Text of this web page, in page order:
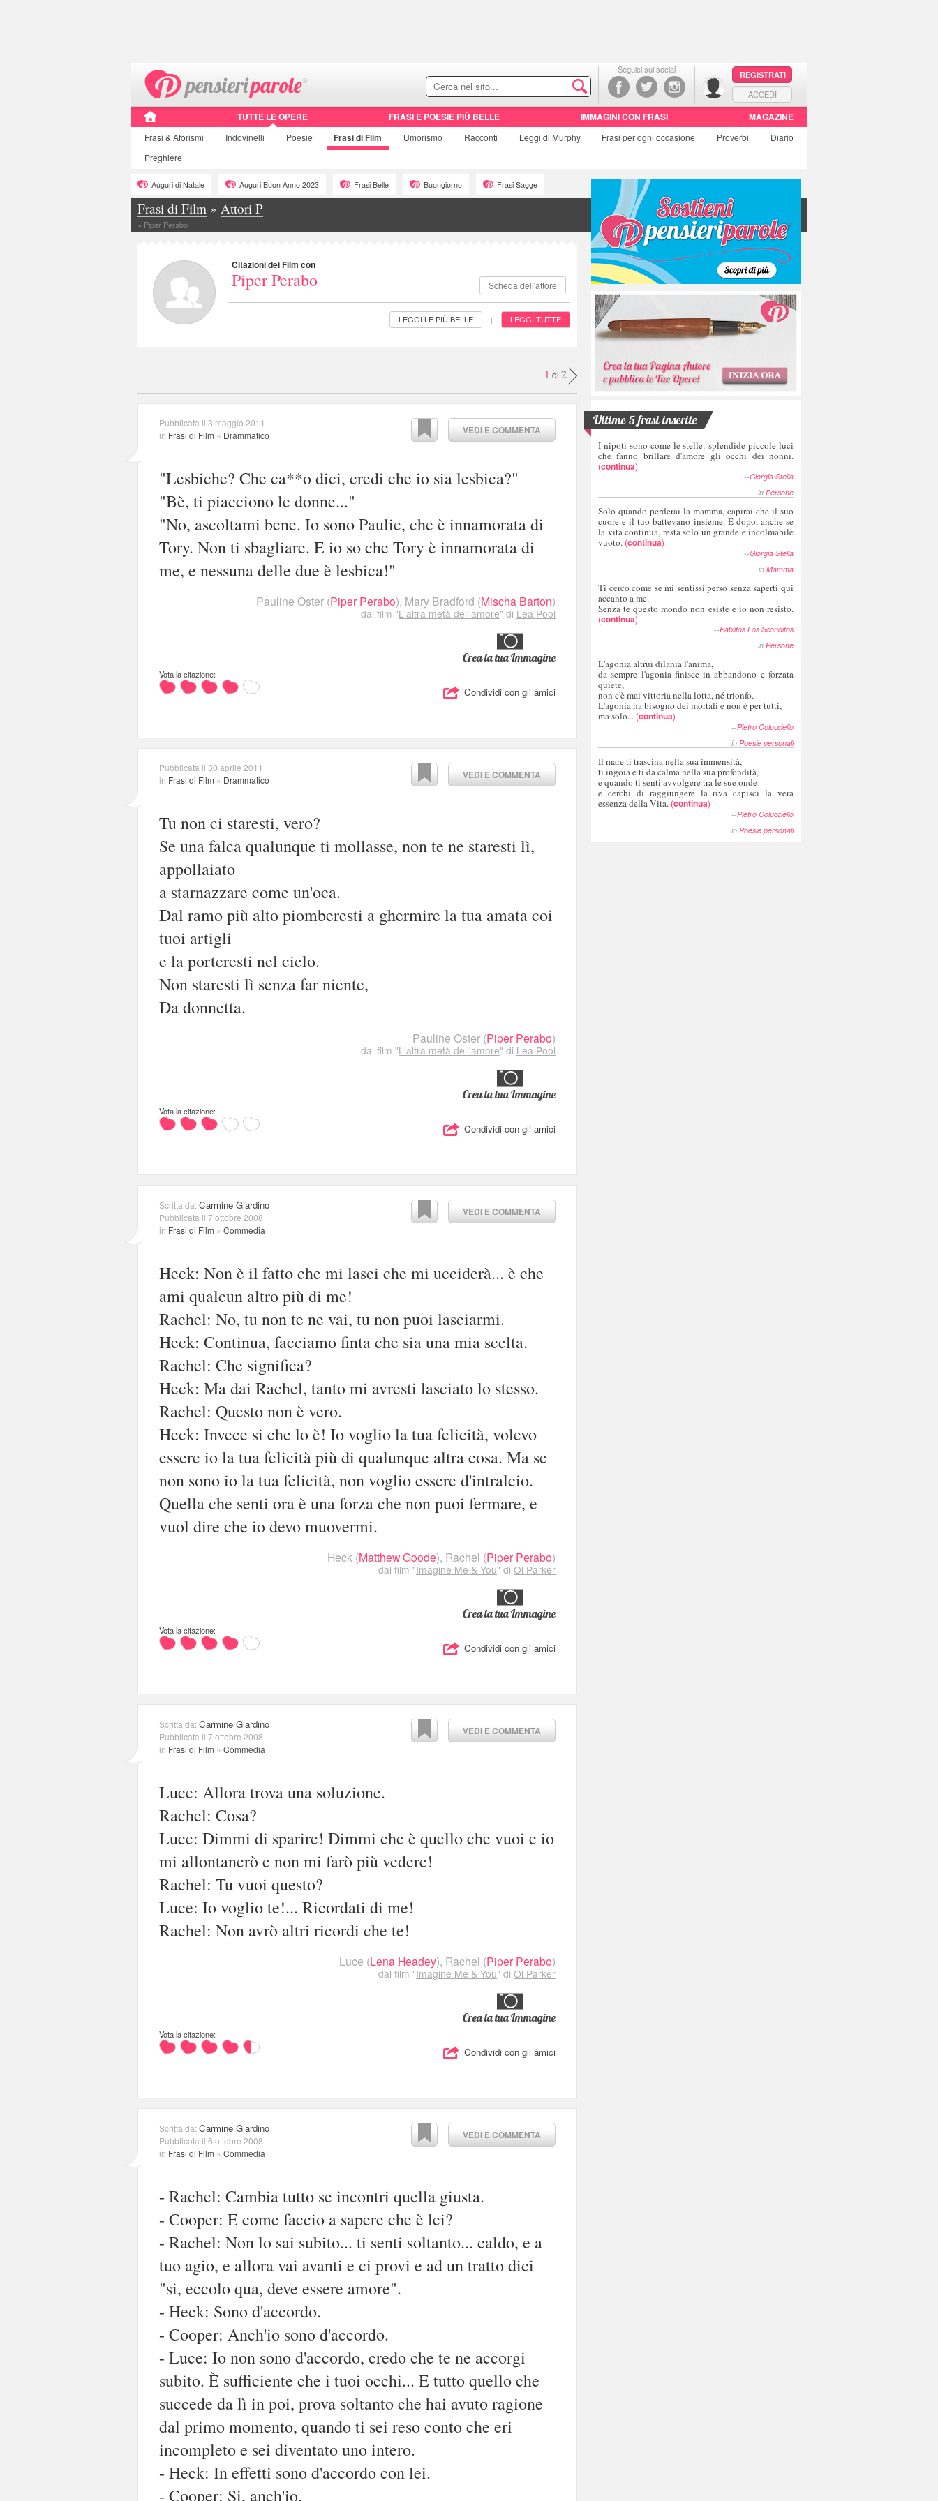
Seguici sui social
REGISTRATI
ACCEDI
TUTTE LE OPERE FRASI E POESIE PIÙ BELLE IMMAGINI CON FRASI MAGAZINE
Frasi & Aforismi Indovinelli Poesie Frasi di Film Umorismo Racconti Leggi di Murphy Frasiper ogni occasione Proverbi
Diario
Preghiere
Auguri di Natale Auguri Buon Anno 2023 Frasi Belle Buongiorno Frasi Sagge
Frasi di Film » Attori P
» Piper Perabo
Scheda dell'attore
Citazioni dei Film con
Piper Perabo
LEGGI LE PIÙ BELLE | LEGGI TUTTE
1 di 2
VEDI E COMMENTA
Pubblicata il 3 maggio 2011
in Frasi di Film » Drammatico
"Lesbiche? Che ca**o dici, credi che io sia lesbica?"
"Bè, ti piacciono le donne..."
"No, ascoltami bene. Io sono Paulie, che è innamorata di
Tory. Non ti sbagliare. E io so che Tory è innamorata di
me, e nessuna delle due è lesbica!"
Pauline Oster (Piper Perabo), Mary Bradford (Mischa Barton)
dal film "L'altra metà dell'amore" di Lea Pool
Crea la tua Immagine
Vota la citazione:
Condividi con gli amici
VEDI E COMMENTA
Pubblicata il 30 aprile 2011
in Frasi di Film » Drammatico
Tu non ci staresti, vero?
Se una falca qualunque ti mollasse, non te ne staresti lì,
appollaiato
a starnazzare come un'oca.
Dal ramo più alto piomberesti a ghermire la tua amata coi
tuoi artigli
e la porteresti nel cielo.
Non staresti lì senza far niente,
Da donnetta.
Pauline Oster (Piper Perabo)
dal film "L'altra metà dell'amore" di Lea Pool
Crea la tua Immagine
Vota la citazione:
Condividi con gli amici
VEDI E COMMENTA
Scritta da:Carmine Giardino
Pubblicata il 7 ottobre 2008
in Frasi di Film » Commedia
Heck: Non è il fatto che mi lasci che mi ucciderà... è che
ami qualcun altro più di me!
Rachel: No, tu non te ne vai, tu non puoi lasciarmi.
Heck: Continua, facciamo finta che sia una mia scelta.
Rachel: Che significa?
Heck: Ma dai Rachel, tanto mi avresti lasciato lo stesso.
Rachel: Questo non è vero.
Heck: Invece si che lo è! Io voglio la tua felicità, volevo
essere io la tua felicità più di qualunque altra cosa. Ma se
non sono io la tua felicità, non voglio essere d'intralcio.
Quella che senti ora è una forza che non puoi fermare, e
vuol dire che io devo muovermi.
Heck (Matthew Goode), Rachel (Piper Perabo)
dal film "Imagine Me & You" di Ol Parker
Crea la tua Immagine
Vota la citazione:
Condividi con gli amici
VEDI E COMMENTA
Scritta da:Carmine Giardino
Pubblicata il 7 ottobre 2008
in Frasi di Film » Commedia
Luce: Allora trova una soluzione.
Rachel: Cosa?
Luce: Dimmi di sparire! Dimmi che è quello che vuoi e io
mi allontanerò e non mi farò più vedere!
Rachel: Tu vuoi questo?
Luce: Io voglio te!... Ricordati di me!
Rachel: Non avrò altri ricordi che te!
Luce (Lena Headey), Rachel (Piper Perabo)
dal film "Imagine Me & You" di Ol Parker
Crea la tua Immagine
Vota la citazione:
Condividi con gli amici
VEDI E COMMENTA
Scritta da:Carmine Giardino
Pubblicata il 6 ottobre 2008
in Frasi di Film » Commedia
- Rachel: Cambia tutto se incontri quella giusta.
- Cooper: E come faccio a sapere che è lei?
- Rachel: Non lo sai subito... ti senti soltanto... caldo, e a
tuo agio, e allora vai avanti e ci provi e ad un tratto dici
"si, eccolo qua, deve essere amore".
- Heck: Sono d'accordo.
- Cooper: Anch'io sono d'accordo.
- Luce: Io non sono d'accordo, credo che te ne accorgi
subito. È sufficiente che i tuoi occhi... E tutto quello che
succede da lì in poi, prova soltanto che hai avuto ragione
dal primo momento, quando ti sei reso conto che eri
incompleto e sei diventato uno intero.
- Heck: In effetti sono d'accordo con lei.
- Cooper: Si, anch'io.
Ultime 5 frasi inserite
I nipoti sono come le stelle: splendide piccole luci
che fanno brillare d'amore gli occhi dei nonni.
(continua)
--Giorgia Stella
in Persone
Solo quando perderai la mamma, capirai che il suo
cuore e il tuo battevano insieme. E dopo, anche se
la vita continua, resta solo un grande e incolmabile
vuoto. (continua)
--Giorgia Stella
in Mamma
Ti cerco come se mi sentissi perso senza saperti qui
accanto a me.
Senza te questo mondo non esiste e io non resisto.
(continua)
--Pablitos Los Sconditos
in Persone
L'agonia altrui dilania l'anima,
da sempre l'agonia finisce in abbandono e forzata
quiete,
non c'è mai vittoria nella lotta, né trionfo.
L'agonia ha bisogno dei mortali e non è per tutti,
ma solo... (continua)
--Pietro Colucciello
in Poesie personali
Il mare ti trascina nella sua immensità,
ti ingoia e ti da calma nella sua profondità,
e quando ti senti avvolgere tra le sue onde
e cerchi di raggiungere la riva capisci la vera
essenza della Vita. (continua)
--Pietro Colucciello
in Poesie personali